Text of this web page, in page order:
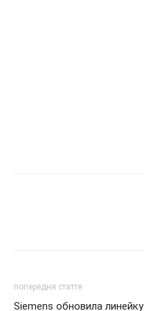
попередня стаття
Siemens обновила линейку